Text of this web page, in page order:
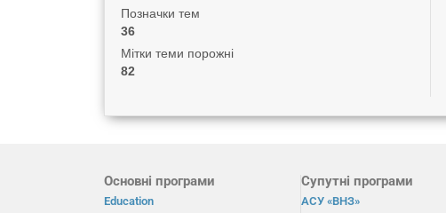
Позначки тем
36
Мітки теми порожні
82
Основні програми
Education
Супутні програми
АСУ «ВНЗ»